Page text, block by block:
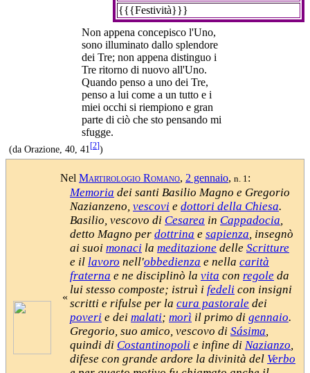
{{{Festività}}}
Non appena concepisco l'Uno,
sono illuminato dallo splendore
dei Tre; non appena distinguo i
Tre ritorno di nuovo all'Uno.
Quando penso a uno dei Tre,
penso a lui come a un tutto e i
miei occhi si riempiono e gran
parte di ciò che sto pensando mi
sfugge.
(da Orazione, 40, 41[2])
Nel Martirologio Romano, 2 gennaio, n. 1 :
«
Memoria dei santi Basilio Magno e Gregorio
Nazianzeno, vescovi e dottori della Chiesa.
Basilio, vescovo di Cesarea in Cappadocia
detto Magno per dottrina e sapienza , insegnò
ai suoi monaci la meditazione delle Scritture
e il lavoro nell'obbedienza e nella carità
fraterna e ne disciplinò la vita con regole da
lui stesso composte; istruì i fedeli con insigni
scritti e rifulse per la cura pastorale dei
poveri e dei malati; morì il primo di gennaio.
Gregorio, suo amico, vescovo di Sásima
quindi di Costantinopoli e infine di Nazianzo
difese con grande ardore la divinità del Verbo